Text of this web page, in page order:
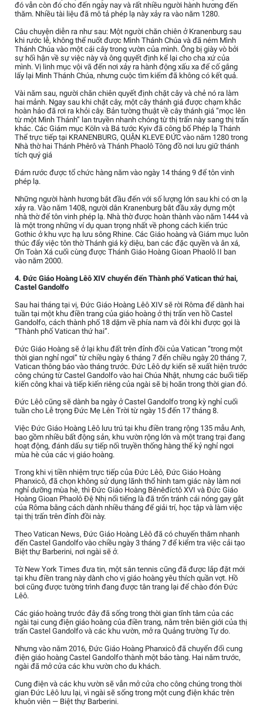
đó vẫn còn đó cho đến ngày nay và rất nhiều người hành hương đến
thăm. Nhiều tài liệu đã mô tả phép lạ này xảy ra vào năm 1280.
Câu chuyện diễn ra như sau: Một người chăn chiên ở Kranenburg sau
khi rước lễ, không thể nuốt được Mình Thánh Chúa và đã ném Mình
Thánh Chúa vào một cái cây trong vườn của mình. Ông bị giày vò bởi
sự hối hận về sự việc này và ông quyết định kể lại cho cha xứ của
mình. Vị linh mục vội vã đến nơi xảy ra hành động xấu xa để cố gắng
lấy lại Mình Thánh Chúa, nhưng cuộc tìm kiếm đã không có kết quả.
Vài năm sau, người chăn chiên quyết định chặt cây và chẻ nó ra làm
hai mảnh. Ngay sau khi chặt cây, một cây thánh giá được chạm khắc
hoàn hảo đã rơi ra khỏi cây. Bản tường thuật về cây thánh giá “mọc lên
từ một Mình Thánh” lan truyền nhanh chóng từ thị trấn này sang thị trấn
khác. Các Giám mục Köln và Bá tước Kyiv đã công bố Phép lạ Thánh
Thể trực tiếp tại KRANENBURG, QUẬN KLEVE ĐỨC vào năm 1280 trong
Nhà thờ hai Thánh Phêrô và Thánh Phaolô Tông đồ nơi lưu giữ thánh
tích quý giá
Đám rước được tổ chức hàng năm vào ngày 14 tháng 9 để tôn vinh
phép lạ.
Những người hành hương bắt đầu đến với số lượng lớn sau khi có ơn lạ
xảy ra. Vào năm 1408, người dân Kranenburg bắt đầu xây dựng một
nhà thờ để tôn vinh phép lạ. Nhà thờ được hoàn thành vào năm 1444 và
là một trong những ví dụ quan trọng nhất về phong cách kiến trúc
Gothic ở khu vực hạ lưu sông Rhine. Các Giáo hoàng và Giám mục luôn
thúc đẩy việc tôn thờ Thánh giá kỳ diệu, ban các đặc quyền và ân xá,
Ơn Toàn Xá cuối cùng được Thánh Giáo Hoàng Gioan Phaolô II ban
vào năm 2000.
4. Đức Giáo Hoàng Lêô XIV chuyển đến Thành phố Vatican thứ hai,
Castel Gandolfo
Sau hai tháng tại vị, Đức Giáo Hoàng Lêô XIV sẽ rời Rôma để dành hai
tuần tại một khu điền trang của giáo hoàng ở thị trấn ven hồ Castel
Gandolfo, cách thành phố 18 dặm về phía nam và đôi khi được gọi là
“Thành phố Vatican thứ hai”.
Đức Giáo Hoàng sẽ ở lại khu đất trên đỉnh đồi của Vatican “trong một
thời gian nghỉ ngơi” từ chiều ngày 6 tháng 7 đến chiều ngày 20 tháng 7,
Vatican thông báo vào tháng trước. Đức Lêô dự kiến sẽ xuất hiện trước
công chúng từ Castel Gandolfo vào hai Chúa Nhật, nhưng các buổi tiếp
kiến công khai và tiếp kiến riêng của ngài sẽ bị hoãn trong thời gian đó.
Đức Lêô cũng sẽ dành ba ngày ở Castel Gandolfo trong kỳ nghỉ cuối
tuần cho Lễ trọng Đức Mẹ Lên Trời từ ngày 15 đến 17 tháng 8.
Việc Đức Giáo Hoàng Lêô lưu trú tại khu điền trang rộng 135 mẫu Anh,
bao gồm nhiều bất động sản, khu vườn rộng lớn và một trang trại đang
hoạt động, đánh dấu sự tiếp nối truyền thống hàng thế kỷ nghỉ ngơi
mùa hè của các vị giáo hoàng.
Trong khi vị tiền nhiệm trực tiếp của Đức Lêô, Đức Giáo Hoàng
Phanxicô, đã chọn không sử dụng lãnh thổ hình tam giác này làm nơi
nghỉ dưỡng mùa hè, thì Đức Giáo Hoàng Bênêđíctô XVI và Đức Giáo
Hoàng Gioan Phaolô Đệ Nhị nổi tiếng là đã trốn tránh cái nóng gay gắt
của Rôma bằng cách dành nhiều tháng để giải trí, học tập và làm việc
tại thị trấn trên đỉnh đồi này.
Theo Vatican News, Đức Giáo Hoàng Lêô đã có chuyến thăm nhanh
đến Castel Gandolfo vào chiều ngày 3 tháng 7 để kiểm tra việc cải tạo
Biệt thự Barberini, nơi ngài sẽ ở.
Tờ New York Times đưa tin, một sân tennis cũng đã được lắp đặt mới
tại khu điền trang này dành cho vị giáo hoàng yêu thích quần vợt. Hồ
bơi cũng được tường trình đang được tân trang lại để chào đón Đức
Lêô.
Các giáo hoàng trước đây đã sống trong thời gian tĩnh tâm của các
ngài tại cung điện giáo hoàng của điền trang, nằm trên biên giới của thị
trấn Castel Gandolfo và các khu vườn, mở ra Quảng trường Tự do.
Nhưng vào năm 2016, Đức Giáo Hoàng Phanxicô đã chuyển đổi cung
điện giáo hoàng Castel Gandolfo thành một bảo tàng. Hai năm trước,
ngài đã mở cửa các khu vườn cho du khách.
Cung điện và các khu vườn sẽ vẫn mở cửa cho công chúng trong thời
gian Đức Lêô lưu lại, vì ngài sẽ sống trong một cung điện khác trên
khuôn viên — Biệt thự Barberini.